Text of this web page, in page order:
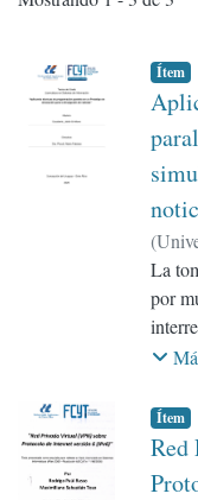
Ítem
(
de
La
por
Otra
Ítem
Red